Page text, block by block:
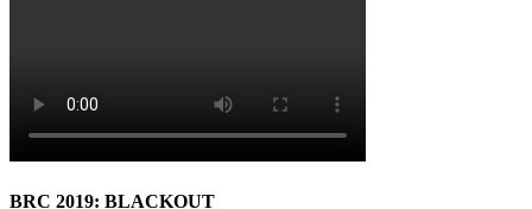
BRC 2019: BLACKOUT